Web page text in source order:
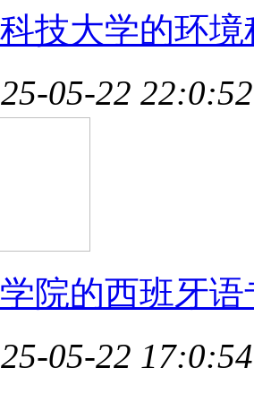
技大学的环境
05-22 22:0:52
院的西班牙语
05-22 17:0:54